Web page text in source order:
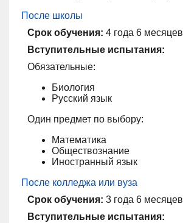
После школы
Срок обучения: 4 года 6 месяцев
Вступительные испытания:
Обязательные:
Биология
Русский язык
Один предмет по выбору:
Математика
Обществознание
Иностранный язык
После колледжа или вуза
Срок обучения: 3 года 6 месяцев
Вступительные испытания: